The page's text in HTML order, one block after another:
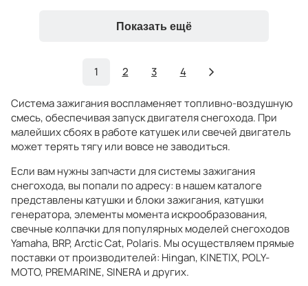
Показать ещё
1 2 3 4
Система зажигания воспламеняет топливно-воздушную
смесь, обеспечивая запуск двигателя снегохода. При
малейших сбоях в работе катушек или свечей двигатель
может терять тягу или вовсе не заводиться.
Если вам нужны запчасти для системы зажигания
снегохода, вы попали по адресу: в нашем каталоге
представлены катушки и блоки зажигания, катушки
генератора, элементы момента искрообразования,
свечные колпачки для популярных моделей снегоходов
Yamaha, BRP, Arctic Cat, Polaris. Мы осуществляем прямые
поставки от производителей: Hingan, KINETIX, POLY-
MOTO, PREMARINE, SINERA и других.